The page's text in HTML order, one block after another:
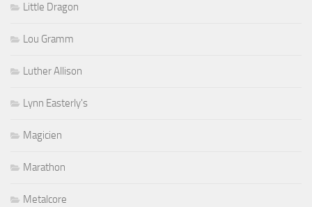
Little Dragon
Lou Gramm
Luther Allison
Lynn Easterly's
Magicien
Marathon
Metalcore